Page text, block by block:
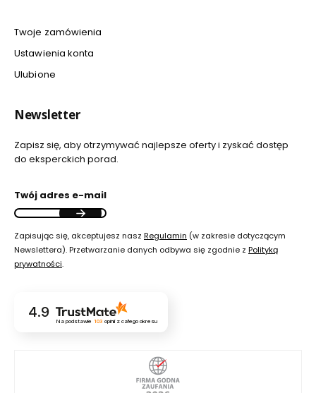
Twoje zamówienia
Ustawienia konta
Ulubione
Newsletter
Zapisz się, aby otrzymywać najlepsze oferty i zyskać dostęp
do eksperckich porad.
Twój adres e-mail
Zapisując się, akceptujesz nasz Regulamin (w zakresie dotyczącym
Newslettera). Przetwarzanie danych odbywa się zgodnie z Polityką
prywatności.
4.9
Na podstawie 103 opinii z całego okresu